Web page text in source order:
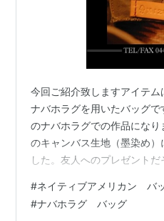
今回ご紹介致しますアイテ
ナバホラグを用いたバッグ
のナバホラグでの作品にな
のキャンバス生地（墨染め
した。友人へのプレゼント
グ／羊毛（天然染料染め）キ
製：手縫い＆ミシン縫い ラ
#ネイティブアメリカン バ
#ナバホラグ バッグ